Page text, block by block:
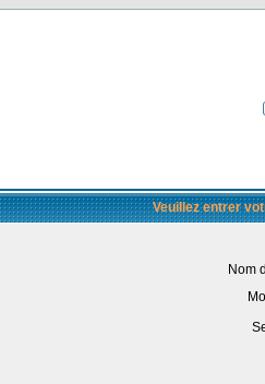
Veuillez entrer
Nom